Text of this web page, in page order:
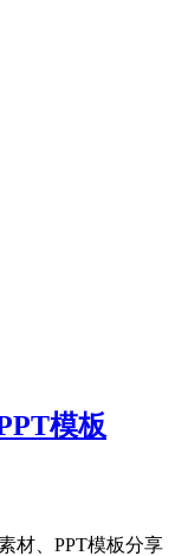
模板
材、PPT模板分享